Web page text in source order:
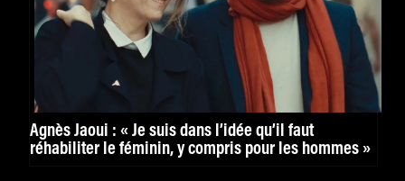
Agnès Jaoui : « Je suis dans l’idée qu’il faut
réhabiliter le féminin, y compris pour les hommes »